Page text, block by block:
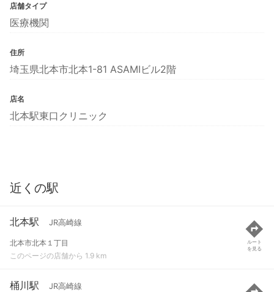
店舗タイプ
医療機関
住所
埼玉県北本市北本1-81 ASAMIビル2階
店名
北本駅東口クリニック
近くの駅
北本駅 JR高崎線
北本市北本１丁目
このページの店舗から 1.9 km
ルート
を見る
桶川駅 JR高崎線